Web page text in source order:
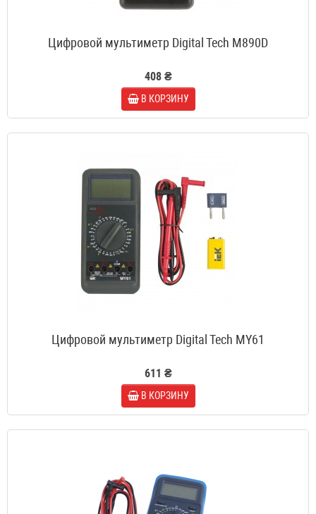
Цифровой мультиметр Digital Tech M890D
408 ₴
В КОРЗИНУ
Цифровой мультиметр Digital Tech MY61
611 ₴
В КОРЗИНУ